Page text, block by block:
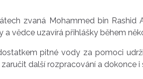
zvaná Mohammed bin
vědce uzavírá přihlášky během
pitné vody za pomoci
další rozpracování a dokonce